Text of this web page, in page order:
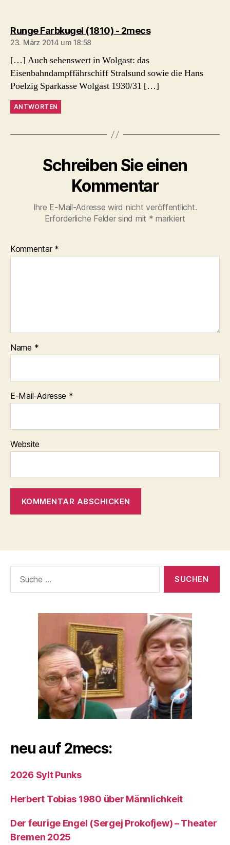
Runge Farbkugel (1810) - 2mecssagt:
23. März 2014 um 18:58
[…] Auch sehenswert in Wolgast: das
Eisenbahndampffährschiff Stralsund sowie die Hans
Poelzig Sparkasse Wolgast 1930/31 […]
ANTWORTEN
Schreiben Sie einen
Kommentar
Ihre E-Mail-Adresse wird nicht veröffentlicht.
Erforderliche Felder sind mit * markiert
Kommentar *
Name *
E-Mail-Adresse *
Website
nach:
neu auf 2mecs:
2026 Sylt Punks
Herbert Tobias 1980 über Männlichkeit
Der feurige Engel (Sergej Prokofjew) – Theater
Bremen 2025